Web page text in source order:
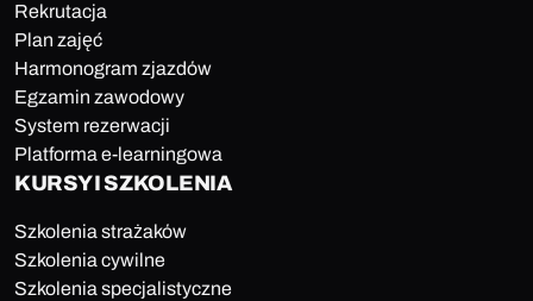
Rekrutacja
Plan zajęć
Harmonogram zjazdów
Egzamin zawodowy
System rezerwacji
Platforma e-learningowa
KURSY I SZKOLENIA
Szkolenia strażaków
Szkolenia cywilne
Szkolenia specjalistyczne